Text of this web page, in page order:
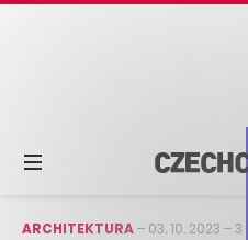
ARCHITEKTURA– 03. 10. 2023 –3